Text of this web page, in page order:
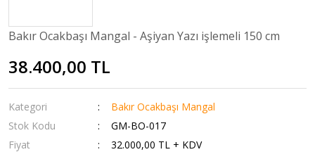
Bakır Ocakbaşı Mangal - Aşiyan Yazı işlemeli 150 cm
38.400,00 TL
Kategori
Bakır Ocakbaşı Mangal
Stok Kodu
GM-BO-017
Fiyat
32.000,00 TL + KDV